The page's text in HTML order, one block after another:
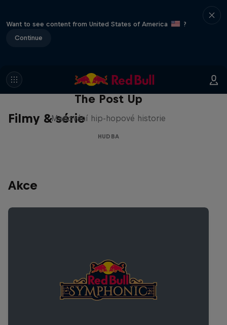
Want to see content from United States of America
?
Continue
Filmy & série
The Post Up
Mapování hip-hopové historie
HUDBA
Akce